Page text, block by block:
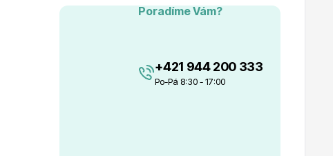
Poradíme Vám?
+421 944 200 333
Po-Pá 8:30 - 17:00